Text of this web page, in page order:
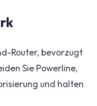
Router, bevorzugt
Sie Powerline,
und halten